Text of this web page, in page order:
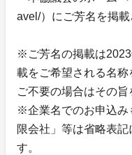
avel/）にご芳名を掲載
※ご芳名の掲載は
載をご希望される名
ご不要の場合はその旨
※企業名でのお申込み
限会社」等は省略表
す。